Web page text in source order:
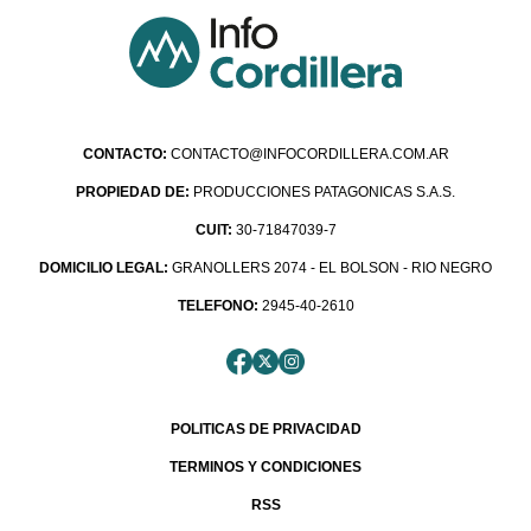
CONTACTO: CONTACTO@INFOCORDILLERA.COM.AR
PROPIEDAD DE: PRODUCCIONES PATAGONICAS S.A.S.
CUIT: 30-71847039-7
DOMICILIO LEGAL: GRANOLLERS 2074 - EL BOLSON - RIO NEGRO
TELEFONO: 2945-40-2610
POLITICAS DE PRIVACIDAD
TERMINOS Y CONDICIONES
RSS